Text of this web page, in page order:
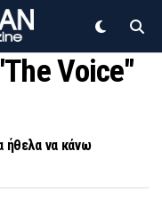
Voice"
ήθελα να κάνω